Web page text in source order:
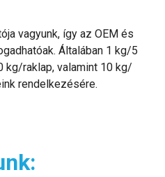
vagyunk, így az OEM és
Általában 1 kg/5
raklap, valamint 10 kg/
rendelkezésére.